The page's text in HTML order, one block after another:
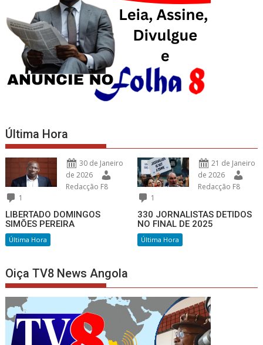
Última Hora
30 de Janeiro
de 2026
Redacção F8
1
LIBERTADO DOMINGOS
SIMÕES PEREIRA
Última Hora
21 de Janeiro
de 2026
Redacção F8
1
330 JORNALISTAS DETIDOS
NO FINAL DE 2025
Última Hora
Oiça TV8 News Angola